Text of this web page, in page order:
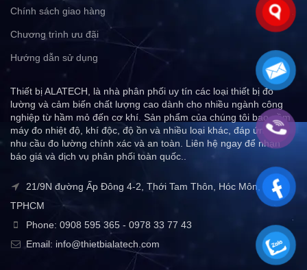
Chính sách giao hàng
Chương trình ưu đãi
Hướng dẫn sử dụng
Thiết bị ALATECH, là nhà phân phối uy tín các loại thiết bị đo
lường và cảm biến chất lượng cao dành cho nhiều ngành công
nghiệp từ hầm mỏ đến cơ khí. Sản phẩm của chúng tôi bao gồm
máy đo nhiệt độ, khí độc, độ ồn và nhiều loại khác, đáp ứng mọi
nhu cầu đo lường chính xác và an toàn. Liên hệ ngay để nhận
báo giá và dịch vụ phân phối toàn quốc..
21/9N đường Ấp Đông 4-2, Thới Tam Thôn, Hóc Môn,
TPHCM
Phone: 0908 595 365 - 0978 33 77 43
Email: info@thietbialatech.com